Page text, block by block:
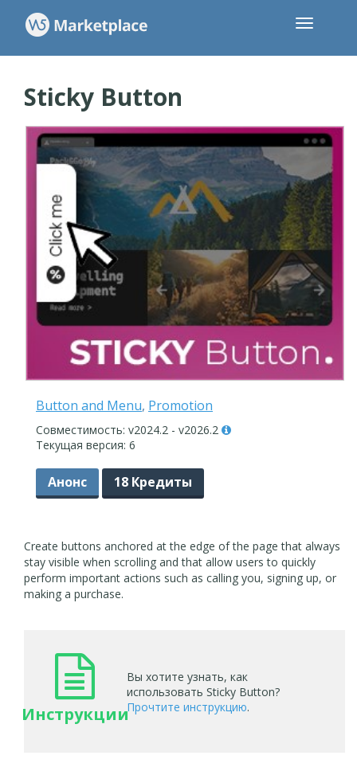
Sticky Button
Button and Menu, Promotion
Совместимость: v2024.2 - v2026.2
Текущая версия: 6
Анонс 18 Кредиты
Create buttons anchored at the edge of the page that always
stay visible when scrolling and that allow users to quickly
perform important actions such as calling you, signing up, or
making a purchase.
Инструкции
Вы хотите узнать, как
использовать Sticky Button?
Прочтите инструкцию.